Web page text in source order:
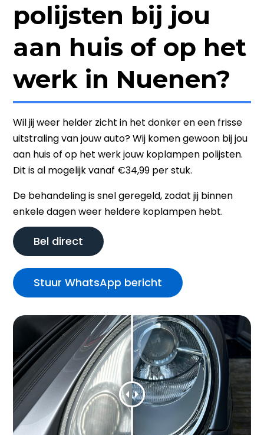
polijsten bij jou
aan huis of op het
werk in Nuenen?
Wil jij weer helder zicht in het donker en een frisse
uitstraling van jouw auto? Wij komen gewoon bij jou
aan huis of op het werk jouw koplampen polijsten.
Dit is al mogelijk vanaf €34,99 per stuk.
De behandeling is snel geregeld, zodat jij binnen
enkele dagen weer heldere koplampen hebt.
Bel direct
Stuur WhatsApp bericht